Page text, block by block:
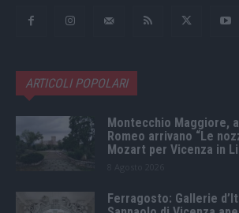
ARTICOLI POPOLARI
Montecchio Maggiore,
Romeo arrivano “Le
Mozart per Vicenza in
Ferragosto: Gallerie